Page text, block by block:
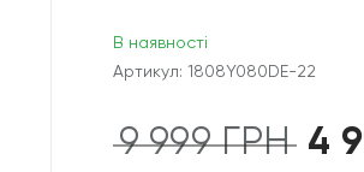
В наявності
Артикул: 1808Y080DE-22
9 999ГРН 4